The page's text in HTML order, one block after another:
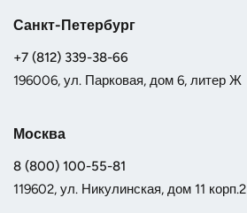
Санкт-Петербург
+7 (812) 339-38-66
196006, ул. Парковая, дом 6, литер Ж
Москва
8 (800) 100-55-81
119602, ул. Никулинская, дом 11 корп.2